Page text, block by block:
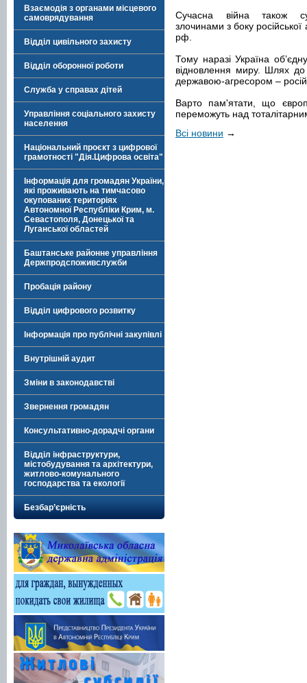
Взаємодія з органами місцевого
самоврядування
Відділ цивільного захисту
Відділ оборонної роботи
Служба у справах дітей
Управління соціального захисту
населення
Національний проєкт з цифрової
грамотності "Дія.Цифрова освіта"
Інформація для громадян України,
які проживають на тимчасово
окупованих територіях
Автономної Республіки Крим, м.
Севастополя, Донецької та
Луганської областей
Баштанське районне управління
Держпродспоживслужби
Пробація району
Відділ цифрового розвитку
Інформація про публічні закупівлі
Внутрішній аудит
Зміни в законодавстві
Звернення громадян
Консультативно-дорадчі органи
Відділ інфраструктури,
містобудування та архітектури,
житлово-комунального
господарства та екології
Безбар’єрність
Сучасна війна також
злочинами з боку російської
рф.
Тому наразі Україна
відновлення миру. Шлях
державою-агресором –
Варто пам'ятати, що
переможуть над
Всі новини →